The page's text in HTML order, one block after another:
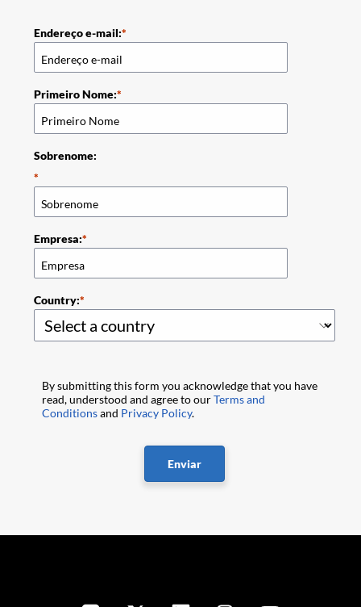
Endereço e-mail:
Primeiro Nome:
Sobrenome:
Empresa:
Country:
By submitting this form you acknowledge that you have
read, understood and agree to ourTerms and
Conditionsand Privacy Policy.
Enviar